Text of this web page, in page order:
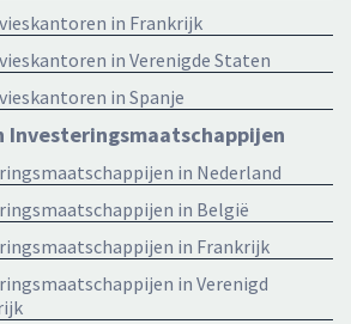
in Frankrijk
in Verenigde Staten
in Spanje
Investeringsmaatschappijen
in Nederland
in België
in Frankrijk
in Verenigd